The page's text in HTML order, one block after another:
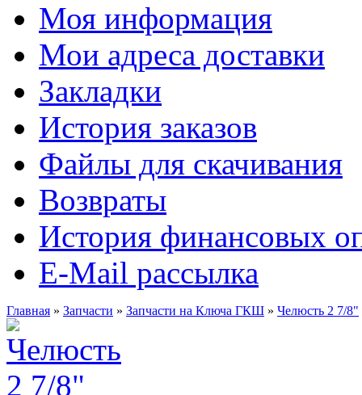
Моя информация
Мои адреса доставки
Закладки
История заказов
Файлы для скачивания
Возвраты
История финансовых
E-Mail рассылка
Главная » Запчасти » Запчасти на Ключа ГКШ » Челюсть 2 7/8"